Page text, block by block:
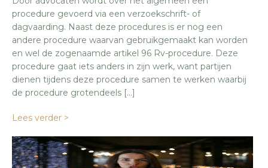
procedure gevoerd via een verzoekschrift- of
dagvaarding. Naast deze procedures is er nog een
andere procedure waarvan gebruikgemaakt kan worden
en wel de zogenaamde artikel 96 Rv-procedure. Deze
procedure gaat iets anders in zijn werk, want partijen
dienen tijdens deze procedure samen te werken waarbij
de procedure grotendeels […]
Lees verder >